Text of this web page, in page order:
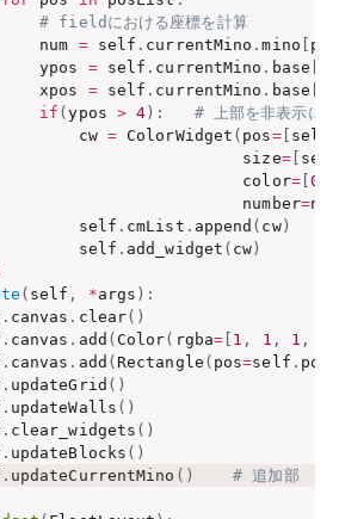
# fieldにおける座標を計算
num
= self . currentMino .mino
pos
ypos
= self . currentMino . base
xpos
= self . currentMino . base
if (ypos > 4 ) :
# 上部を非表示に
cw
= ColorWidget ( pos=[ self
size
=[ self
color
=[
number
=num
self
. cmList . append ( cw)
self
. add_widget ( cw )
( self , *args ) :
. canvas . clear( )
. canvas . add ( Color( rgba= 1 , 1 , 1 ,
. canvas . add ( Rectangle ( pos=self . pos
. updateGrid ( )
. updateWalls ( )
. clear_widgets ( )
. updateBlocks ( )
. updateCurrentMino ( ) # 追加部